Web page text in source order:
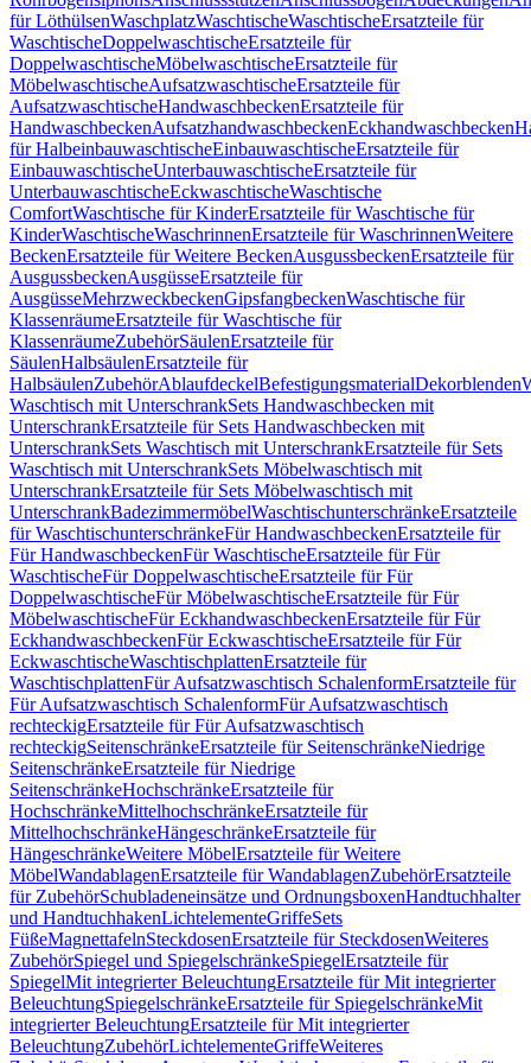
für LöthülsenWaschplatzWaschtischeWaschtischeErsatzteile für
WaschtischeDoppelwaschtischeErsatzteile für
DoppelwaschtischeMöbelwaschtischeErsatzteile für
MöbelwaschtischeAufsatzwaschtischeErsatzteile für
AufsatzwaschtischeHandwaschbeckenErsatzteile für
HandwaschbeckenAufsatzhandwaschbeckenEckhandwaschbecken
für HalbeinbauwaschtischeEinbauwaschtischeErsatzteile für
EinbauwaschtischeUnterbauwaschtischeErsatzteile für
UnterbauwaschtischeEckwaschtischeWaschtische
ComfortWaschtische für KinderErsatzteile für Waschtische für
KinderWaschtischeWaschrinnenErsatzteile für WaschrinnenWeitere
BeckenErsatzteile für Weitere BeckenAusgussbeckenErsatzteile für
AusgussbeckenAusgüsseErsatzteile für
AusgüsseMehrzweckbeckenGipsfangbeckenWaschtische für
KlassenräumeErsatzteile für Waschtische für
KlassenräumeZubehörSäulenErsatzteile für
SäulenHalbsäulenErsatzteile für
HalbsäulenZubehörAblaufdeckelBefestigungsmaterialDekorblenden
Waschtisch mit UnterschrankSets Handwaschbecken mit
UnterschrankErsatzteile für Sets Handwaschbecken mit
UnterschrankSets Waschtisch mit UnterschrankErsatzteile für Sets
Waschtisch mit UnterschrankSets Möbelwaschtisch mit
UnterschrankErsatzteile für Sets Möbelwaschtisch mit
UnterschrankBadezimmermöbelWaschtischunterschränkeErsatzteile
für WaschtischunterschränkeFür HandwaschbeckenErsatzteile für
Für HandwaschbeckenFür WaschtischeErsatzteile für Für
WaschtischeFür DoppelwaschtischeErsatzteile für Für
DoppelwaschtischeFür MöbelwaschtischeErsatzteile für Für
MöbelwaschtischeFür EckhandwaschbeckenErsatzteile für Für
EckhandwaschbeckenFür EckwaschtischeErsatzteile für Für
EckwaschtischeWaschtischplattenErsatzteile für
WaschtischplattenFür Aufsatzwaschtisch SchalenformErsatzteile für
Für Aufsatzwaschtisch SchalenformFür Aufsatzwaschtisch
rechteckigErsatzteile für Für Aufsatzwaschtisch
rechteckigSeitenschränkeErsatzteile für SeitenschränkeNiedrige
SeitenschränkeErsatzteile für Niedrige
SeitenschränkeHochschränkeErsatzteile für
HochschränkeMittelhochschränkeErsatzteile für
MittelhochschränkeHängeschränkeErsatzteile für
HängeschränkeWeitere MöbelErsatzteile für Weitere
MöbelWandablagenErsatzteile für WandablagenZubehörErsatzteile
für ZubehörSchubladeneinsätze und OrdnungsboxenHandtuchhalter
und HandtuchhakenLichtelementeGriffeSets
FüßeMagnettafelnSteckdosenErsatzteile für SteckdosenWeiteres
ZubehörSpiegel und SpiegelschränkeSpiegelErsatzteile für
SpiegelMit integrierter BeleuchtungErsatzteile für Mit integrierter
BeleuchtungSpiegelschränkeErsatzteile für SpiegelschränkeMit
integrierter BeleuchtungErsatzteile für Mit integrierter
BeleuchtungZubehörLichtelementeGriffeWeiteres